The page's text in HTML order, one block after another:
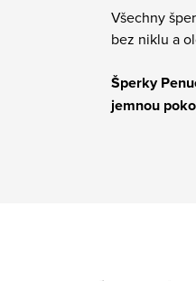
Všechny
bez niklu a
Šperky
jemnou